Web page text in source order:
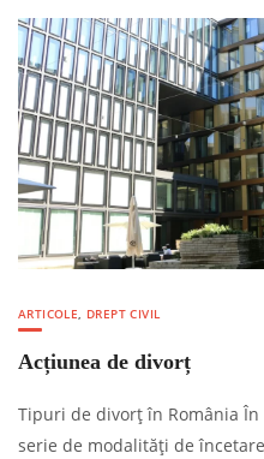
ARTICOLE, DREPT CIVIL
Acțiunea de divorț
Tipuri de divorț în România În
serie de modalități de